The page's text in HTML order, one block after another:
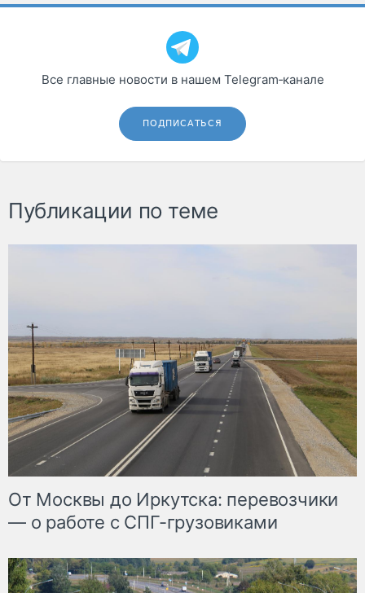
Все главные новости в нашем Telegram‑канале
ПОДПИСАТЬСЯ
Публикации по теме
От Москвы до Иркутска: перевозчики
— о работе с СПГ-грузовиками